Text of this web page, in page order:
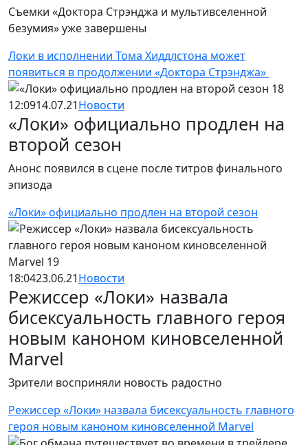
Съемки «Доктора Стрэнджа и мультивселенной
безумия» уже завершены
Локи в исполнении Тома Хиддлстона может
появиться в продолжении «Доктора Стрэнджа»
12:0914.07.21Новости
«Локи» официально продлен на
второй сезон
Анонс появился в сцене после титров финального
эпизода
«Локи» официально продлен на второй сезон
18:0423.06.21Новости
Режиссер «Локи» назвала
бисексуальность главного героя
новым каноном киновселенной
Marvel
Зрители восприняли новость радостно
Режиссер «Локи» назвала бисексуальность главного
героя новым каноном киновселенной Marvel